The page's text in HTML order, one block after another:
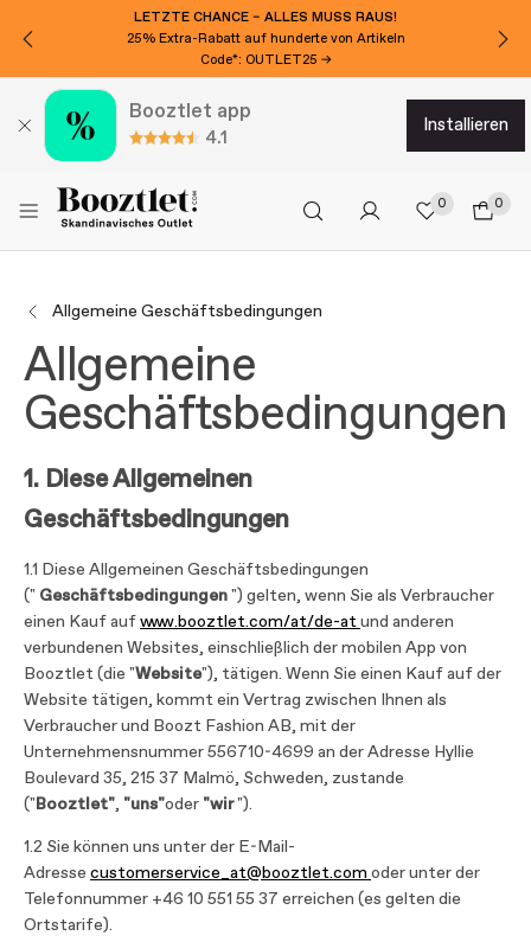
LETZTE CHANCE – ALLES MUSS RAUS!
25% Extra-Rabatt auf hunderte von Artikeln
Code*: OUTLET25 →
Booztlet app
4.1
installieren
0 0
Allgemeine Geschäftsbedingungen
Allgemeine
Geschäftsbedingungen
1. Diese Allgemeinen
Geschäftsbedingungen
1.1 Diese Allgemeinen Geschäftsbedingungen
(" Geschäftsbedingungen") gelten, wenn Sie als Verbraucher
einen Kauf aufwww.booztlet.com/at/de-atund anderen
verbundenen Websites, einschließlich der mobilen App von
Booztlet (die "Website"), tätigen. Wenn Sie einen Kauf auf der
Website tätigen, kommt ein Vertrag zwischen Ihnen als
Verbraucher und Boozt Fashion AB, mit der
Unternehmensnummer 556710-4699 an der Adresse Hyllie
Boulevard 35, 215 37 Malmö, Schweden, zustande
("Booztlet", "uns"oder "wir").
1.2 Sie können uns unter der E-Mail-
Adresse customerservice_at@booztlet.com oder unter der
Telefonnummer +46 10 551 55 37 erreichen (es gelten die
Ortstarife).